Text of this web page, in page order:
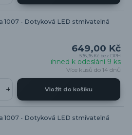
1007 - Dotyková LED stmívatelná
649,00 Kč
536,36 Kč bez DPH
ihned k odeslání 9 ks
Více kusů do 14 dnů
Vložit do košíku
1007 - Dotyková LED stmívatelná